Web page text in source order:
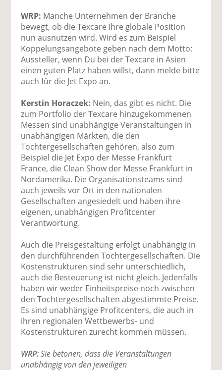
WRP: Manche Unternehmen der Branche
bewegt, ob die Texcare ihre globale Position
nun ausnutzen wird. Wird es zum Beispiel
Koppelungsangebote geben nach dem Motto:
Aussteller, wenn Du bei der Texcare in Asien
einen guten Platz haben willst, dann melde bitte
auch für die Jet Expo an.
Kerstin Horaczek: Nein, das gibt es nicht. Die
zum Portfolio der Texcare hinzugekommenen
Messen sind unabhängige Veranstaltungen in
unabhängigen Märkten, die den
Tochtergesellschaften gehören, also zum
Beispiel die Jet Expo der Messe Frankfurt
France, die Clean Show der Messe Frankfurt in
Nordamerika. Die Organisationsteams sind
auch jeweils vor Ort in den nationalen
Gesellschaften angesiedelt und haben ihre
eigenen, unabhängigen Profitcenter
Verantwortung.
Auch die Preisgestaltung erfolgt unabhängig in
den durchführenden Tochtergesellschaften. Die
Kostenstrukturen sind sehr unterschiedlich,
auch die Besteuerung ist nicht gleich. Jedenfalls
haben wir weder Einheitspreise noch zwischen
den Tochtergesellschaften abgestimmte Preise.
Es sind unabhängige Profitcenters, die auch in
ihren regionalen Wettbewerbs- und
Kostenstrukturen zurecht kommen müssen.
WRP:Sie betonen, dass die Veranstaltungen
unabhängig von den jeweiligen